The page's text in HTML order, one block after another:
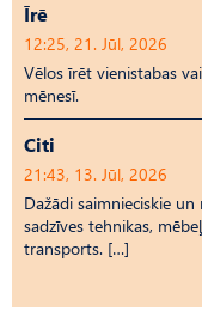
Īrē
12:25, 21. Jūl, 2026
Vēlos īrēt vienistabas
mēnesī.
Citi
21:43, 13. Jūl, 2026
Dažādi saimnieciskie
sadzīves tehnikas,
transports. […]